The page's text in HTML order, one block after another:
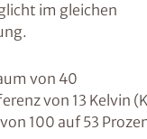
im gleichen
von 40
von 13 Kelvin
100 auf 53